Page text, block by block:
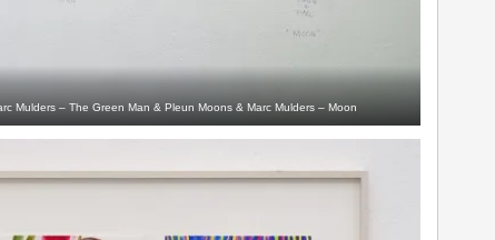
Mulders – The Green Man & Pleun Moons & Marc Mulders – Moon